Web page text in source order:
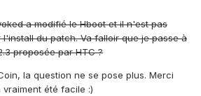
a modifié le Hboot et il n'est pas
du patch. Va falloir que je passe à
proposée par HTC ?
la question ne se pose plus. Merci
été facile :)